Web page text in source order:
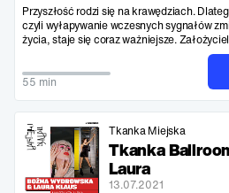
Przyszłość rodzi się na krawędziach.
czyli wyłapywanie wczesnych sygnałów
życia, staje się coraz ważniejsze.
55 min
Tkanka Miejska
Tkanka
Laura
13.07.2021